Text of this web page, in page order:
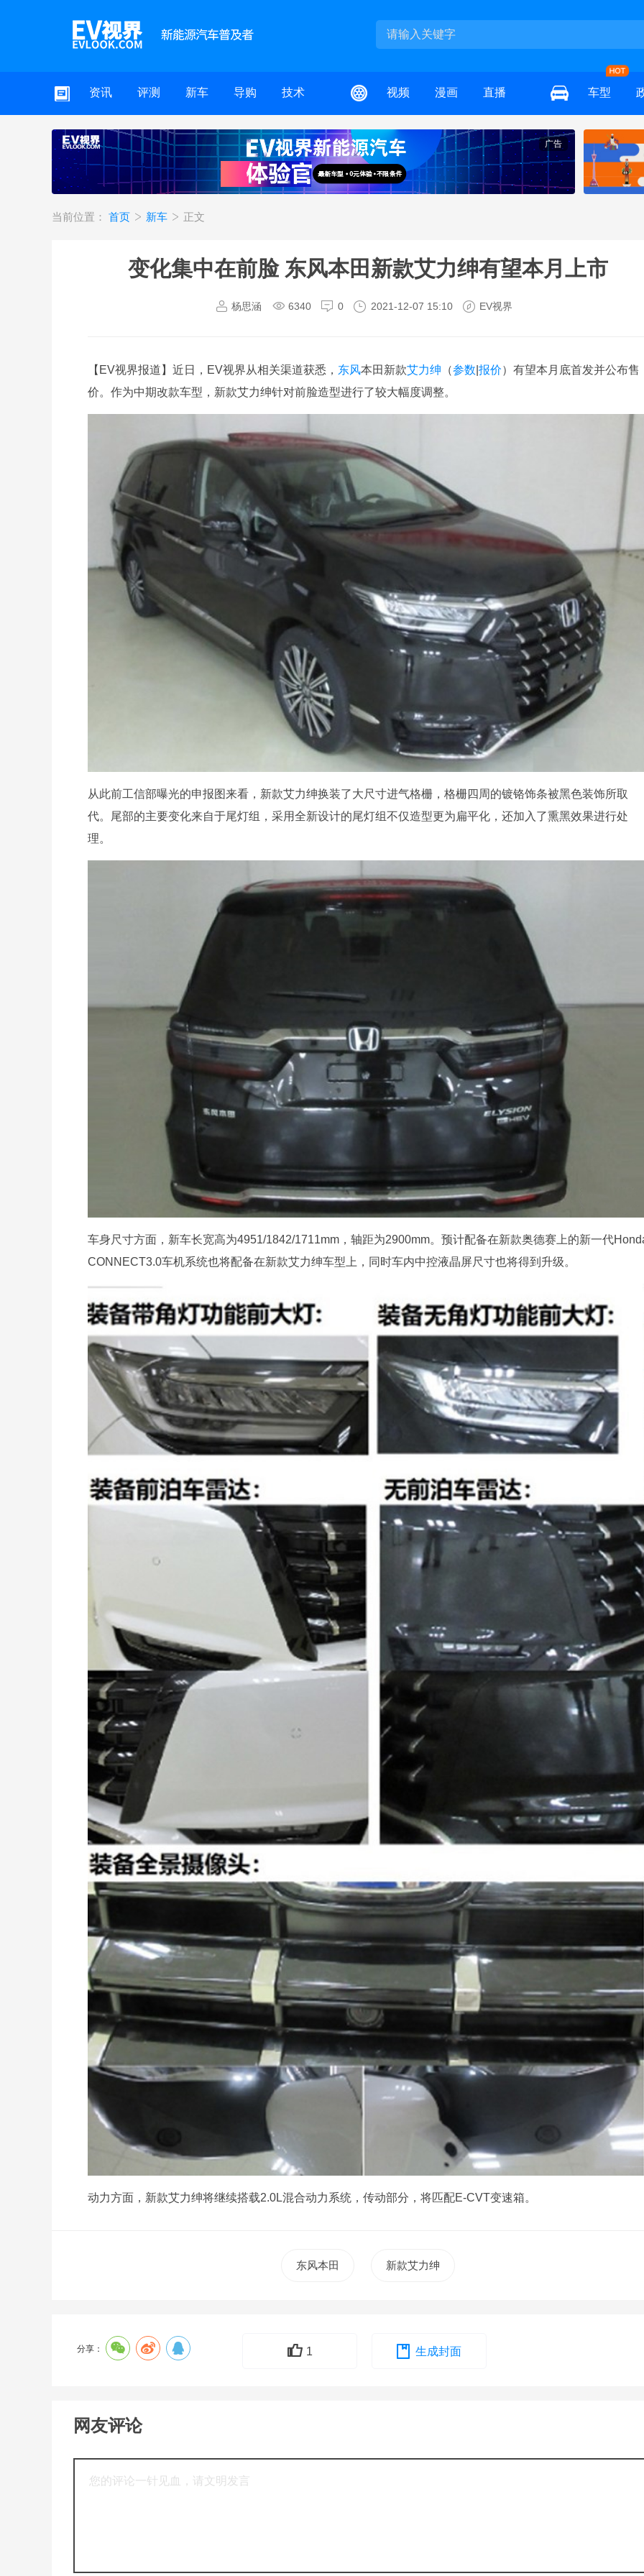
资讯 评测 新车 导购 技术 视频 漫画 直播 车型
广告
当前位置： 首页 新车 正文
变化集中在前脸 东风本田新款艾力绅有望本月上市
杨思涵 6340 0 2021-12-07 15:10 EV视界
【EV视界报道】近日，EV视界从相关渠道获悉， 东风本田新款艾力绅 （参数 报价）有望本月底首发并公布售
价。作为中期改款车型，新款艾力绅针对前脸造型进行了较大幅度调整。
从此前工信部曝光的申报图来看，新款艾力绅换装了大尺寸进气格栅，格栅四周的镀铬饰条被黑色装饰所取
代。尾部的主要变化来自于尾灯组，采用全新设计的尾灯组不仅造型更为扁平化，还加入了熏黑效果进行处
理。
车身尺寸方面，新车长宽高为4951/1842/1711mm，轴距为2900mm。预计配备在新款奥德赛上的新一代
CONNECT3.0车机系统也将配备在新款艾力绅车型上，同时车内中控液晶屏尺寸也将得到升级。
动力方面，新款艾力绅将继续搭载2.0L混合动力系统，传动部分，将匹配E-CVT变速箱。
东风本田 新款艾力绅
分享： 1 生成封面
网友评论